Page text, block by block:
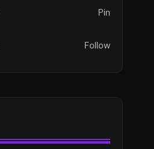
Pin
Follow